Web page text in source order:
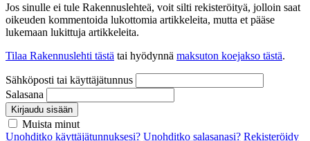
Jos sinulle ei tule Rakennuslehteä, voit silti rekisteröityä, jolloin saat
oikeuden kommentoida lukottomia artikkeleita, mutta et pääse
lukemaan lukittuja artikkeleita.
Tilaa Rakennuslehti tästä tai hyödynnä maksuton koejakso tästä.
Sähköposti tai käyttäjätunnus
Salasana
Kirjaudu sisään
Muista minut
Unohditko käyttäjätunnuksesi? Unohditko salasanasi? Rekisteröidy